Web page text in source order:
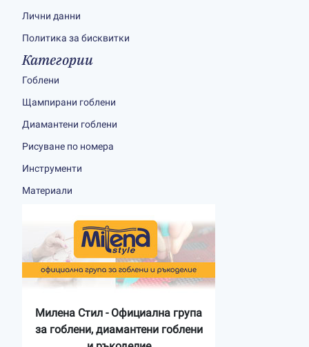
Лични данни
Политика за бисквитки
Категории
Гоблени
Щампирани гоблени
Диамантени гоблени
Рисуване по номера
Инструменти
Материали
Милена Стил - Официална група
за гоблени, диамантени гоблени